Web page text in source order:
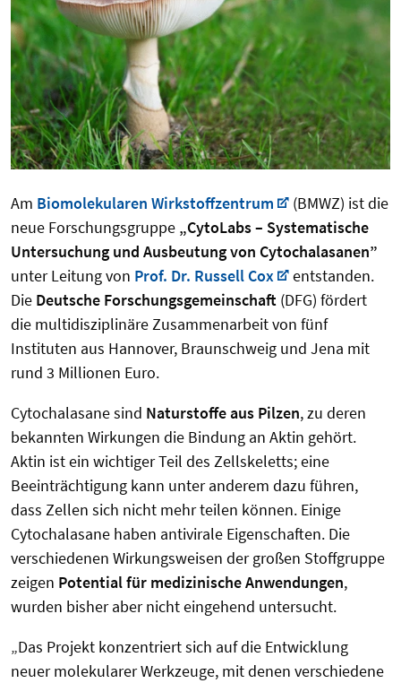
Am Biomolekularen Wirkstoffzentrum
(BMWZ) ist die
neue Forschungsgruppe „CytoLabs – Systematische
Untersuchung und Ausbeutung von Cytochalasanen”
unter Leitung von Prof. Dr. Russell Cox
entstanden.
Die Deutsche Forschungsgemeinschaft (DFG) fördert
die multidisziplinäre Zusammenarbeit von fünf
Instituten aus Hannover, Braunschweig und Jena mit
rund 3 Millionen Euro.
Cytochalasane sind Naturstoffe aus Pilzen, zu deren
bekannten Wirkungen die Bindung an Aktin gehört.
Aktin ist ein wichtiger Teil des Zellskeletts; eine
Beeinträchtigung kann unter anderem dazu führen,
dass Zellen sich nicht mehr teilen können. Einige
Cytochalasane haben antivirale Eigenschaften. Die
verschiedenen Wirkungsweisen der großen Stoffgruppe
zeigen Potential für medizinische Anwendungen,
wurden bisher aber nicht eingehend untersucht.
„Das Projekt konzentriert sich auf die Entwicklung
neuer molekularer Werkzeuge, mit denen verschiedene